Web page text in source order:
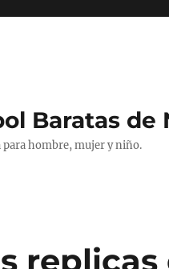
Baratas de
para hombre, mujer y niño.